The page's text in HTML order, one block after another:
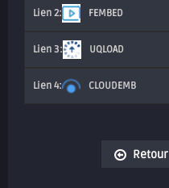
FEMBED
UQLOAD
CLOUDEMB
Retour